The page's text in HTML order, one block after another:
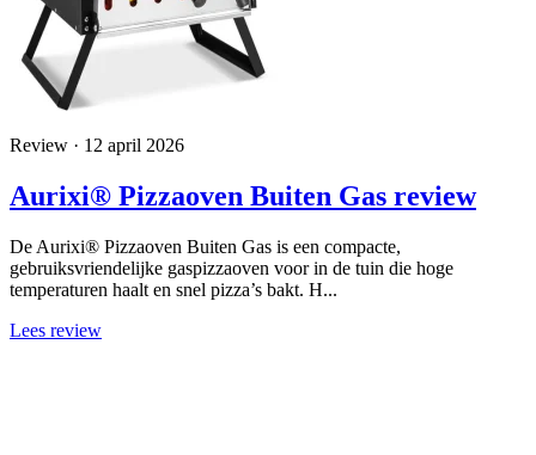
Review · 12 april 2026
Aurixi® Pizzaoven Buiten Gas review
De Aurixi® Pizzaoven Buiten Gas is een compacte,
gebruiksvriendelijke gaspizzaoven voor in de tuin die hoge
temperaturen haalt en snel pizza’s bakt. H...
Lees review